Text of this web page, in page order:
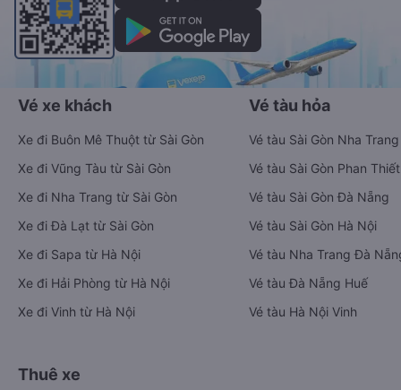
Vé xe khách
Xe đi Buôn Mê Thuột từ Sài Gòn
Xe đi Vũng Tàu từ Sài Gòn
Xe đi Nha Trang từ Sài Gòn
Xe đi Đà Lạt từ Sài Gòn
Xe đi Sapa từ Hà Nội
Xe đi Hải Phòng từ Hà Nội
Xe đi Vinh từ Hà Nội
Vé tàu hỏa
Vé tàu Sài Gòn Nha Trang
Vé tàu Sài Gòn Phan Thiết
Vé tàu Sài Gòn Đà Nẵng
Vé tàu Sài Gòn Hà Nội
Vé tàu Nha Trang Đà
Vé tàu Đà Nẵng Huế
Vé tàu Hà Nội Vinh
Thuê xe